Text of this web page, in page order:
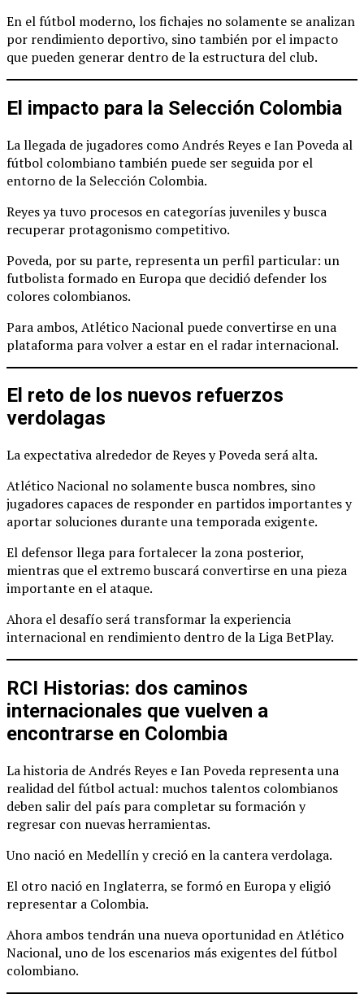
En el fútbol moderno, los fichajes no solamente se analizan
por rendimiento deportivo, sino también por el impacto
que pueden generar dentro de la estructura del club.
El impacto para la Selección Colombia
La llegada de jugadores como Andrés Reyes e Ian Poveda al
fútbol colombiano también puede ser seguida por el
entorno de la Selección Colombia.
Reyes ya tuvo procesos en categorías juveniles y busca
recuperar protagonismo competitivo.
Poveda, por su parte, representa un perfil particular: un
futbolista formado en Europa que decidió defender los
colores colombianos.
Para ambos, Atlético Nacional puede convertirse en una
plataforma para volver a estar en el radar internacional.
El reto de los nuevos refuerzos
verdolagas
La expectativa alrededor de Reyes y Poveda será alta.
Atlético Nacional no solamente busca nombres, sino
jugadores capaces de responder en partidos importantes y
aportar soluciones durante una temporada exigente.
El defensor llega para fortalecer la zona posterior,
mientras que el extremo buscará convertirse en una pieza
importante en el ataque.
Ahora el desafío será transformar la experiencia
internacional en rendimiento dentro de la Liga BetPlay.
RCI Historias: dos caminos
internacionales que vuelven a
encontrarse en Colombia
La historia de Andrés Reyes e Ian Poveda representa una
realidad del fútbol actual: muchos talentos colombianos
deben salir del país para completar su formación y
regresar con nuevas herramientas.
Uno nació en Medellín y creció en la cantera verdolaga.
El otro nació en Inglaterra, se formó en Europa y eligió
representar a Colombia.
Ahora ambos tendrán una nueva oportunidad en Atlético
Nacional, uno de los escenarios más exigentes del fútbol
colombiano.